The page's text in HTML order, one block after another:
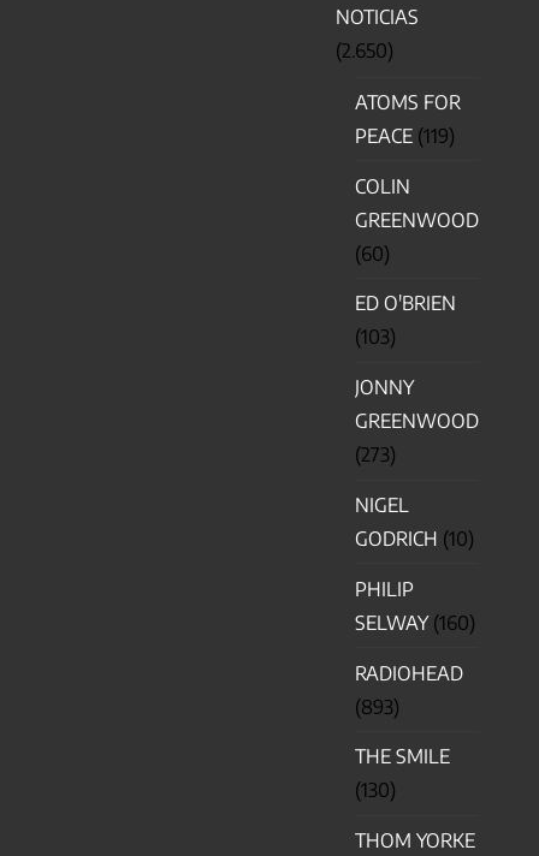
NOTICIAS
(2.650)
ATOMS FOR
PEACE (119)
COLIN
GREENWOOD
(60)
ED O'BRIEN
(103)
JONNY
GREENWOOD
(273)
NIGEL
GODRICH (10)
PHILIP
SELWAY(160)
RADIOHEAD
(893)
THE SMILE
(130)
THOM YORKE